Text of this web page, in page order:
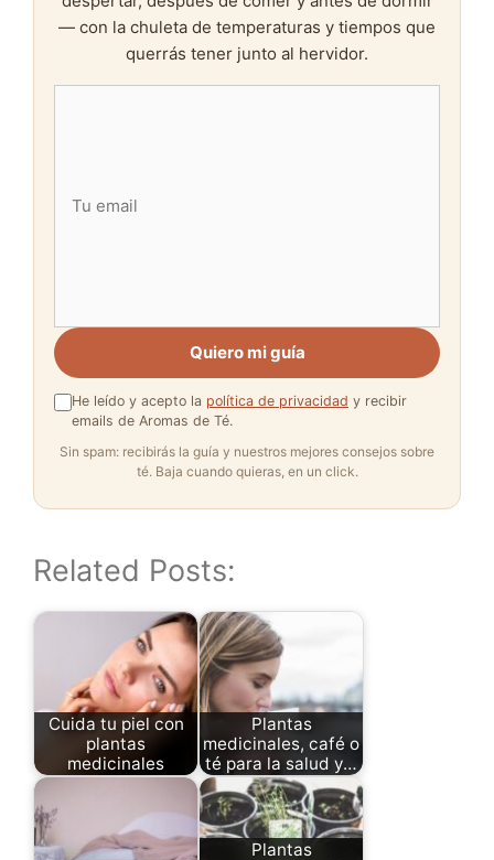
— con la chuleta de temperaturas y tiempos que
querrás tener junto al hervidor.
Quiero mi guía
He leído y acepto la política de privacidad y recibir
emails de Aromas de Té.
Sin spam: recibirás la guía y nuestros mejores consejos sobre
té. Baja cuando quieras, en un click.
Related Posts:
Cuida tu piel con
plantas
medicinales
Plantas
medicinales, café o
té para la salud y…
Plantas